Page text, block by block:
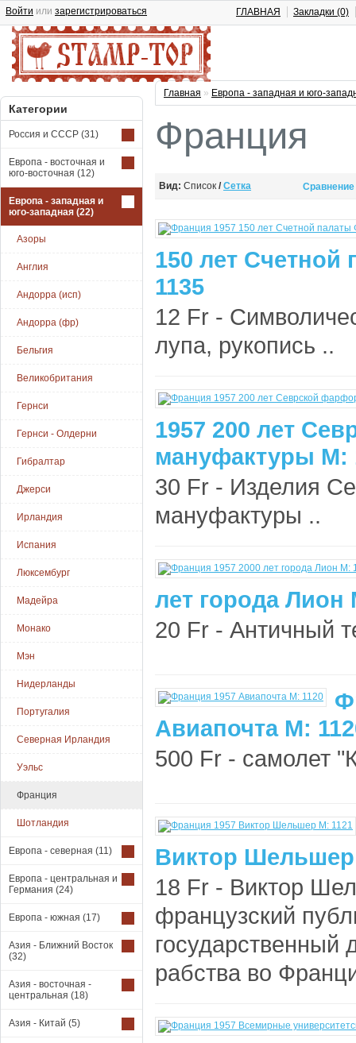
Войти или зарегистрироваться ГЛАВНАЯ Закладки (0)
Категории
Россия и СССР (31)
Европа - восточная и
юго-восточная (12)
Европа - западная и
юго-западная (22)
Азоры
Англия
Андорра (исп)
Андорра (фр)
Бельгия
Великобритания
Гернси
Гернси - Олдерни
Гибралтар
Джерси
Ирландия
Испания
Люксембург
Мадейра
Монако
Мэн
Нидерланды
Португалия
Северная Ирландия
Уэльс
Франция
Шотландия
Европа - северная (11)
Европа - центральная и
Германия (24)
Европа - южная (17)
Азия - Ближний Восток
(32)
Азия - восточная -
центральная (18)
Азия - Китай (5)
Главная » Европа - западная и юго-
Франция
Вид: Список / Сетка Сравнение
150 лет
1135
12 Fr -
лупа, рукопись ..
1957 200 лет
мануфактуры М:
30 Fr - Изделия
мануфактуры ..
лет города Лион
20 Fr - Античный
Авиапочта М:
500 Fr - самолет
Виктор
18 Fr - Виктор
французский
государственный
рабства во